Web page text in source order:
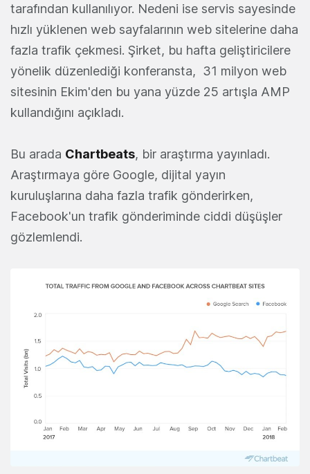
tarafından kullanılıyor. Nedeni ise servis sayesinde
hızlı yüklenen web sayfalarının web sitelerine daha
fazla trafik çekmesi. Şirket, bu hafta geliştiricilere
yönelik düzenlediği konferansta, 31 milyon web
sitesinin Ekim'den bu yana yüzde 25 artışla AMP
kullandığını açıkladı.
Bu arada Chartbeats, bir araştırma yayınladı.
Araştırmaya göre Google, dijital yayın
kuruluşlarına daha fazla trafik gönderirken,
Facebook'un trafik gönderiminde ciddi düşüşler
gözlemlendi.